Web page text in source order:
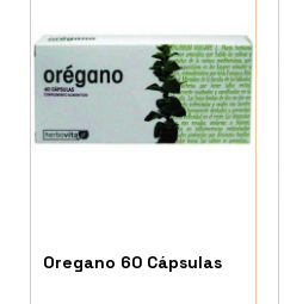
Oregano 60 Cápsulas